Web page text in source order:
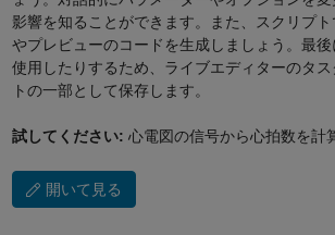
影響を知ることができます。また、スクリプ
やプレビューのコードを生成しましょう。最
使用したりするため、ライブエディターのタ
トの一部として保存します。
試してください: 心電図の信号から心拍数を計
開いて見る